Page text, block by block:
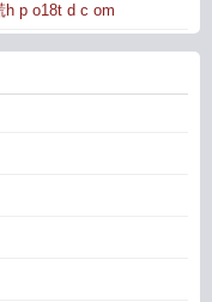
失禁恐慌h p o18t d c om